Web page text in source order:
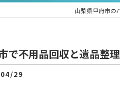
山梨県甲府市の
で不用品回収と遺品整
29